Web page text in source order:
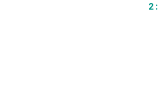
2 :